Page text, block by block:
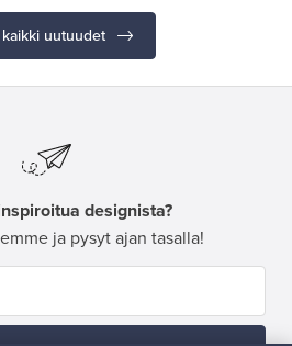
kaikki uutuudet
designista?
ja pysyt ajan tasalla!